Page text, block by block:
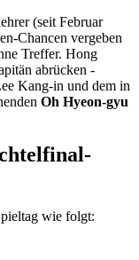
(seit Februar
Chancen vergeben
Treffer. Hong
abrücken -
Kang-in und dem in
Oh Hyeon-gyu
wie folgt: